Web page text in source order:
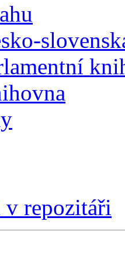
repozitáři